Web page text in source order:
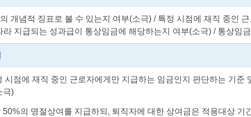
개념적 징표로 볼 수 있는지 여부(소극) / 특정 시점에 재직 중
지급되는 성과급이 통상임금에 해당하는지 여부(소극) / 통상임
시점에 재직 중인 근로자에게만 지급하는 임금인지 판단하는 기
극)
의 명절상여를 지급하되, 퇴직자에 대한 상여금은 적용대상